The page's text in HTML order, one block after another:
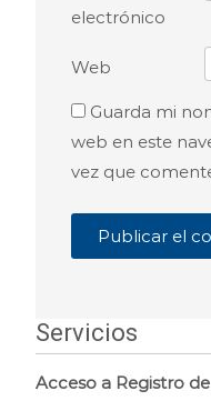
electrónico
Web
Guarda mi
web en este
vez que
Servicios
Acceso a Registro